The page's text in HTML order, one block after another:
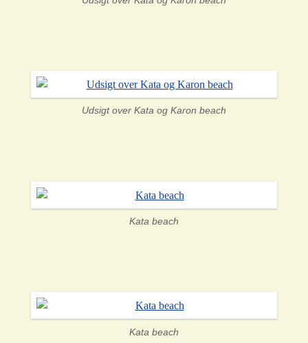
Udsigt over Kata og Karon beach
Kata beach
Kata beach